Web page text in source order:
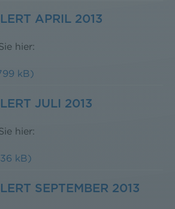
APRIL 2013
hier:
kB)
JULI 2013
hier:
kB)
SEPTEMBER 2013